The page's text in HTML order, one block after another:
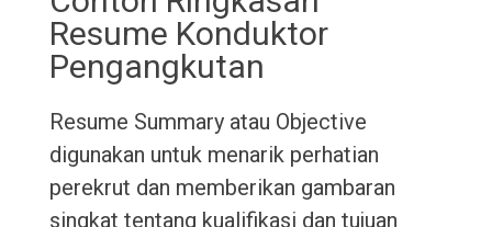
Resume Konduktor
Pengangkutan
Resume Summary atau Objective
digunakan untuk menarik perhatian
perekrut dan memberikan gambaran
singkat tentang kualifikasi dan tujuan